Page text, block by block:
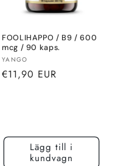
FOOLIHAPPO / B9 / 600
mcg / 90 kaps.
Säljare:
YANGO
Normalt
€11,90 EUR
Lägg till i
kundvagn